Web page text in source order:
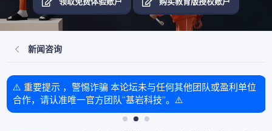
新闻咨询
⚠️ 重要提示 ，警惕诈骗 本论坛未与任何其他团队或盈利单位
合作，请认准唯一官方团队“基岩科技”。⚠️